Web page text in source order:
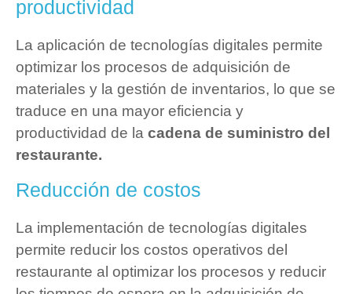
productividad
La aplicación de tecnologías digitales permite
optimizar los procesos de adquisición de
materiales y la gestión de inventarios, lo que se
traduce en una mayor eficiencia y
productividad de la cadena de suministro del
restaurante.
Reducción de costos
La implementación de tecnologías digitales
permite reducir los costos operativos del
restaurante al optimizar los procesos y reducir